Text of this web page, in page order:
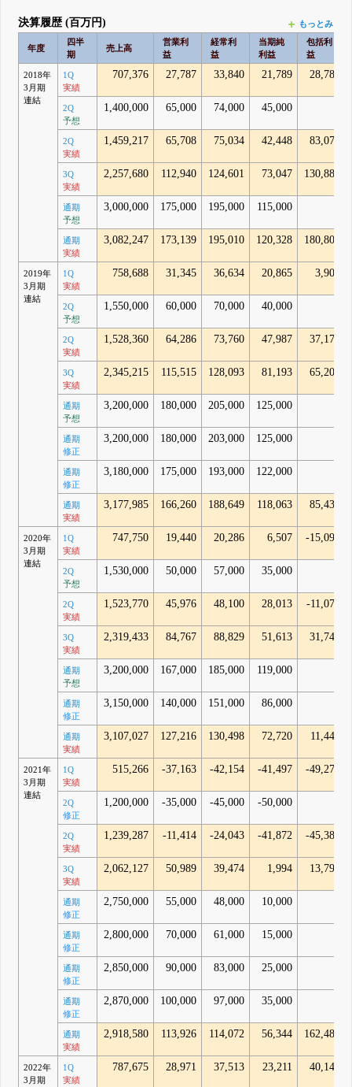
決算履歴 (百万円) もっとみる
年度
四半
期
売上高
営業利
益
経常利
益
当期純
利益
包括利
益
2018年
3月期
連結
1Q
実績
707,376 27,787 33,840 21,789 28,781
2Q
予想
1,400,000 65,000 74,000 45,000
2Q
実績
1,459,217 65,708 75,034 42,448 83,071
3Q
実績
2,257,680 112,940 124,601 73,047 130,885
通期
予想
3,000,000 175,000 195,000 115,000
通期
実績
3,082,247 173,139 195,010 120,328 180,803
2019年
3月期
連結
1Q
実績
758,688 31,345 36,634 20,865 3,900
2Q
予想
1,550,000 60,000 70,000 40,000
2Q
実績
1,528,360 64,286 73,760 47,987 37,174
3Q
実績
2,345,215 115,515 128,093 81,193 65,202
通期
予想
3,200,000 180,000 205,000 125,000
通期
修正
3,200,000 180,000 203,000 125,000
通期
修正
3,180,000 175,000 193,000 122,000
通期
実績
3,177,985 166,260 188,649 118,063 85,433
2020年
3月期
連結
1Q
実績
747,750 19,440 20,286 6,507 -15,099
2Q
予想
1,530,000 50,000 57,000 35,000
2Q
実績
1,523,770 45,976 48,100 28,013 -11,070
3Q
実績
2,319,433 84,767 88,829 51,613 31,742
通期
予想
3,200,000 167,000 185,000 119,000
通期
修正
3,150,000 140,000 151,000 86,000
通期
実績
3,107,027 127,216 130,498 72,720 11,441
2021年
3月期
連結
1Q
実績
515,266 -37,163 -42,154 -41,497 -49,276
2Q
修正
1,200,000 -35,000 -45,000 -50,000
2Q
実績
1,239,287 -11,414 -24,043 -41,872 -45,388
3Q
実績
2,062,127 50,989 39,474 1,994 13,793
通期
修正
2,750,000 55,000 48,000 10,000
通期
修正
2,800,000 70,000 61,000 15,000
通期
修正
2,850,000 90,000 83,000 25,000
通期
修正
2,870,000 100,000 97,000 35,000
通期
実績
2,918,580 113,926 114,072 56,344 162,485
2022年
3月期
1Q
実績
787,675 28,971 37,513 23,211 40,148